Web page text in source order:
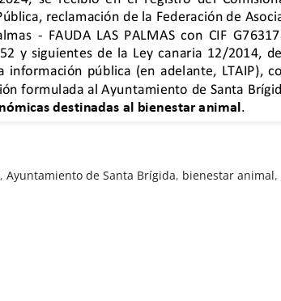
,Ayuntamiento de Santa Brígida, bienestar animal,